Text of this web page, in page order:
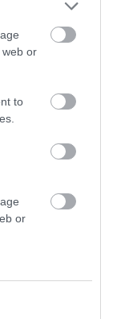
web or
to
or
να
είναι
όμως
φανεί.